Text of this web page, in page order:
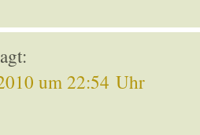
um 22:54 Uhr